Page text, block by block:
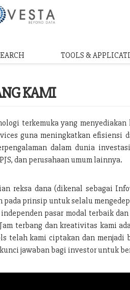
TOOLS &
KAMI
terkemuka yang
guna meningkatkan efisiensi
dalam dunia
dan perusahaan umum lainnya.
reksa dana (dikenal sebagai
prinsip untuk selalu
pasar modal terbaik
terbang dan kreativitas kami
telah kami ciptakan dan menjadi
jawaban bagi investor untuk